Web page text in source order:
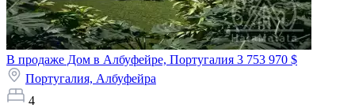
В продаже Дом в Албуфейре, Португалия 3 753 970 $
Португалия, Албуфейра
4